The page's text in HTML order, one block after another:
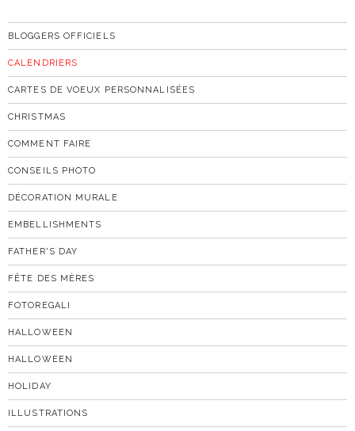
BLOGGERS OFFICIELS
CALENDRIERS
CARTES DE VOEUX PERSONNALISÉES
CHRISTMAS
COMMENT FAIRE
CONSEILS PHOTO
DÉCORATION MURALE
EMBELLISHMENTS
FATHER'S DAY
FÊTE DES MÈRES
FOTOREGALI
HALLOWEEN
HALLOWEEN
HOLIDAY
ILLUSTRATIONS